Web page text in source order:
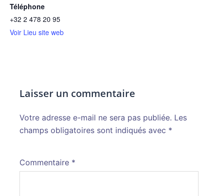
Téléphone
+32 2 478 20 95
Voir Lieu site web
Laisser un commentaire
Votre adresse e-mail ne sera pas publiée. Les
champs obligatoires sont indiqués avec *
Commentaire *
Alternative: